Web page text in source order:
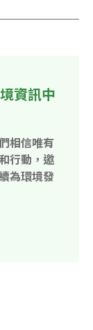
資訊中
相信唯有
行動，邀
為環境發